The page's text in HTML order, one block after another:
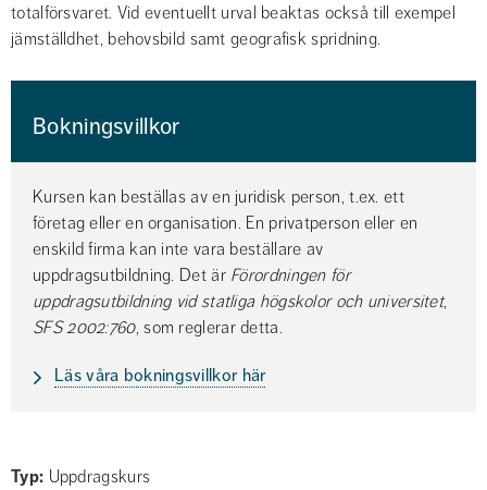
totalförsvaret. Vid eventuellt urval beaktas också till exempel
jämställdhet, behovsbild samt geografisk spridning.
Bokningsvillkor
Kursen kan beställas av en juridisk person, t.ex. ett
företag eller en organisation. En privatperson eller en
enskild firma kan inte vara beställare av
uppdragsutbildning. Det är Förordningen för
uppdragsutbildning vid statliga högskolor och universitet
SFS 2002:760, som reglerar detta.
Läs våra bokningsvillkor här
Typ Uppdragskurs